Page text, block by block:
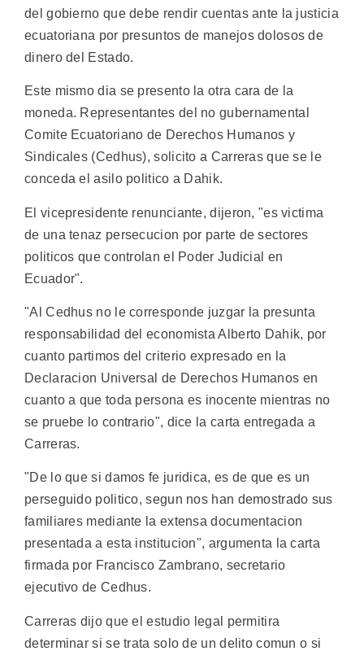
del gobierno que debe rendir cuentas ante la justicia
ecuatoriana por presuntos de manejos dolosos de
dinero del Estado.
Este mismo dia se presento la otra cara de la
moneda. Representantes del no gubernamental
Comite Ecuatoriano de Derechos Humanos y
Sindicales (Cedhus), solicito a Carreras que se le
conceda el asilo politico a Dahik.
El vicepresidente renunciante, dijeron, "es victima
de una tenaz persecucion por parte de sectores
politicos que controlan el Poder Judicial en
Ecuador".
"Al Cedhus no le corresponde juzgar la presunta
responsabilidad del economista Alberto Dahik, por
cuanto partimos del criterio expresado en la
Declaracion Universal de Derechos Humanos en
cuanto a que toda persona es inocente mientras no
se pruebe lo contrario", dice la carta entregada a
Carreras.
"De lo que si damos fe juridica, es de que es un
perseguido politico, segun nos han demostrado sus
familiares mediante la extensa documentacion
presentada a esta institucion", argumenta la carta
firmada por Francisco Zambrano, secretario
ejecutivo de Cedhus.
Carreras dijo que el estudio legal permitira
determinar si se trata solo de un delito comun o si